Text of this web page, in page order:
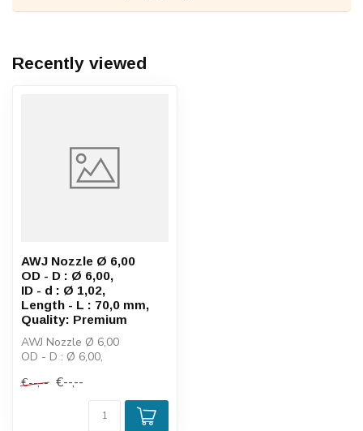
Recently viewed
AWJ Nozzle Ø 6,00
OD - D : Ø 6,00,
ID - d : Ø 1,02,
Length - L : 70,0 mm,
Quality: Premium
AWJ Nozzle Ø 6,00
OD - D : Ø 6,00,
Length - L : 70,0 mm, ...
€--,-- €--,--